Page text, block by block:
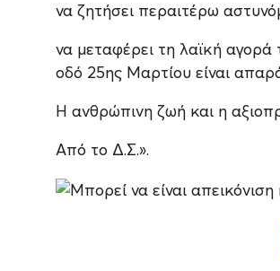
να ζητήσει περαιτέρω
να μεταφέρει τη λαϊκή
οδό 25ης Μαρτίου είναι
Η ανθρώπινη ζωή και η
Από το Δ.Σ.».